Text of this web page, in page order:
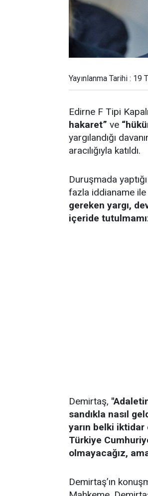
Yayınlanma Tarihi :
Edirne F Tipi
hakaret” ve
yargılandığı
aracılığıyla katıldı.
Duruşmada
fazla iddianame ile
gereken yargı,
içeride
Demirtaş,
sandıkla nasıl
yarın belki
Türkiye
olmayacağız,
Demirtaş’ın